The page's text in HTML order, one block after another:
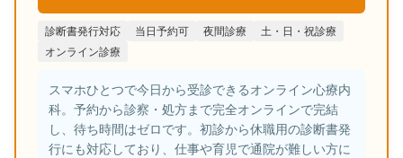
診断書発行対応 当日予約可 夜間診療
土・日・祝診療
オンライン診療
スマホひとつで今日から受診できるオンライン心療内
科。予約から診察・処方まで完全オンラインで完結
し、待ち時間はゼロです。初診から休職用の診断書発
行にも対応しており、仕事や育児で通院が難しい方に